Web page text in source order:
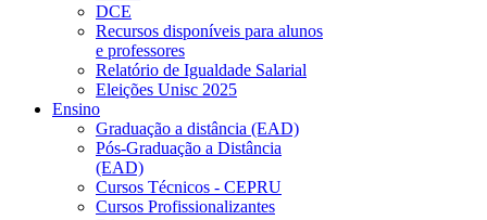
DCE
Recursos disponíveis para alunos
e professores
Relatório de Igualdade Salarial
Eleições Unisc 2025
Ensino
Graduação a distância (EAD)
Pós-Graduação a Distância
(EAD)
Cursos Técnicos - CEPRU
Cursos Profissionalizantes